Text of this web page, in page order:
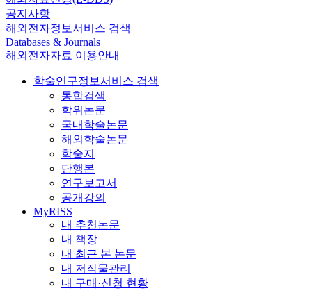
공지사항
해외전자정보서비스 검색
Databases & Journals
해외전자자료 이용안내
학술연구정보서비스 검색
통합검색
학위논문
국내학술논문
해외학술논문
학술지
단행본
연구보고서
공개강의
MyRISS
내 추천논문
내 책장
내 최근 본 논문
내 저작물관리
내 구매·신청 현황